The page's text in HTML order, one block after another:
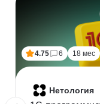
4.75 6 18 мес
Нетология